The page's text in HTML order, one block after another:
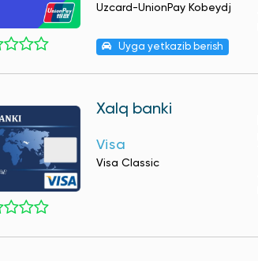
Uzcard-UnionPay Kobeydj
Uyga yetkazib berish
Xalq banki
Visa
Visa Classic